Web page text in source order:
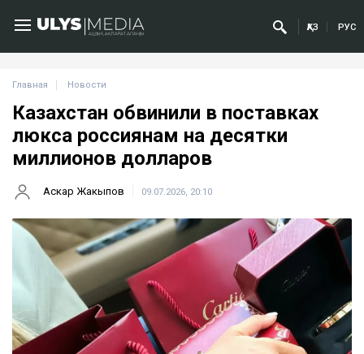
ҚАЗ РУС
Главная Новости
Казахстан обвинили в поставках
люкса россиянам на десятки
миллионов долларов
Аскар Жакыпов 09.07.2026, 20:10